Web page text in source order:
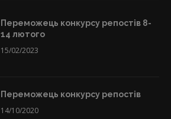
Переможець конкурсу репостів 8-
14 лютого
15/02/2023
Переможець конкурсу репостів
14/10/2020